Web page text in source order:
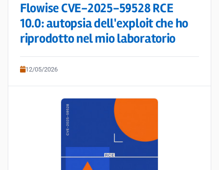
Flowise CVE-2025-59528 RCE
10.0: autopsia dell'exploit che ho
riprodotto nel mio laboratorio
12/05/2026